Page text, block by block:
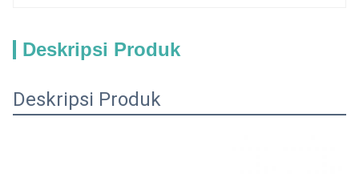
Deskripsi Produk
Deskripsi Produk